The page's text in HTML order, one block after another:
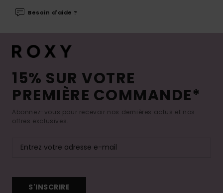
Besoin d'aide ?
15% SUR VOTRE
PREMIÈRE COMMANDE*
Abonnez-vous pour recevoir nos dernières actus et nos
offres exclusives.
S'INSCRIRE